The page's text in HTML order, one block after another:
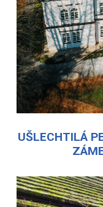
UŠLECHTILÁ